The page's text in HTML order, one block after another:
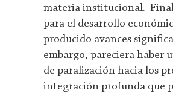
materia institucional.
para el desarrollo
producido avances
embargo, pareciera haber
de paralización hacia los
integración profunda que